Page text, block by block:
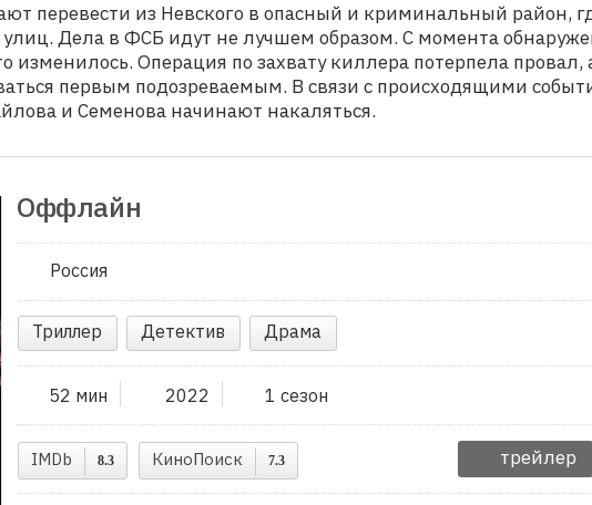
перевести из Невского в опасный и криминальный район,
Дела в ФСБ идут не лучшем образом. С момента
изменилось. Операция по захвату киллера потерпела провал,
первым подозреваемым. В связи с происходящими
и Семенова начинают накаляться.
Оффлайн
Россия
Триллер Детектив Драма
52 мин 2022 1 сезон
IMDb 8.3 КиноПоиск 7.3 трейлер